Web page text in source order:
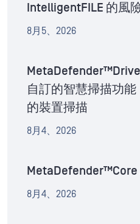
IntelligentFILE 的風
8月5、2026
自訂的智慧掃描功
的裝置掃描
8月4、2026
MetaDefender™Core
8月4、2026